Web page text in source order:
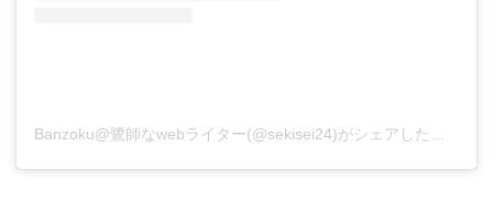
Banzoku@鷺師なwebライター(@sekisei24)がシェアした投稿